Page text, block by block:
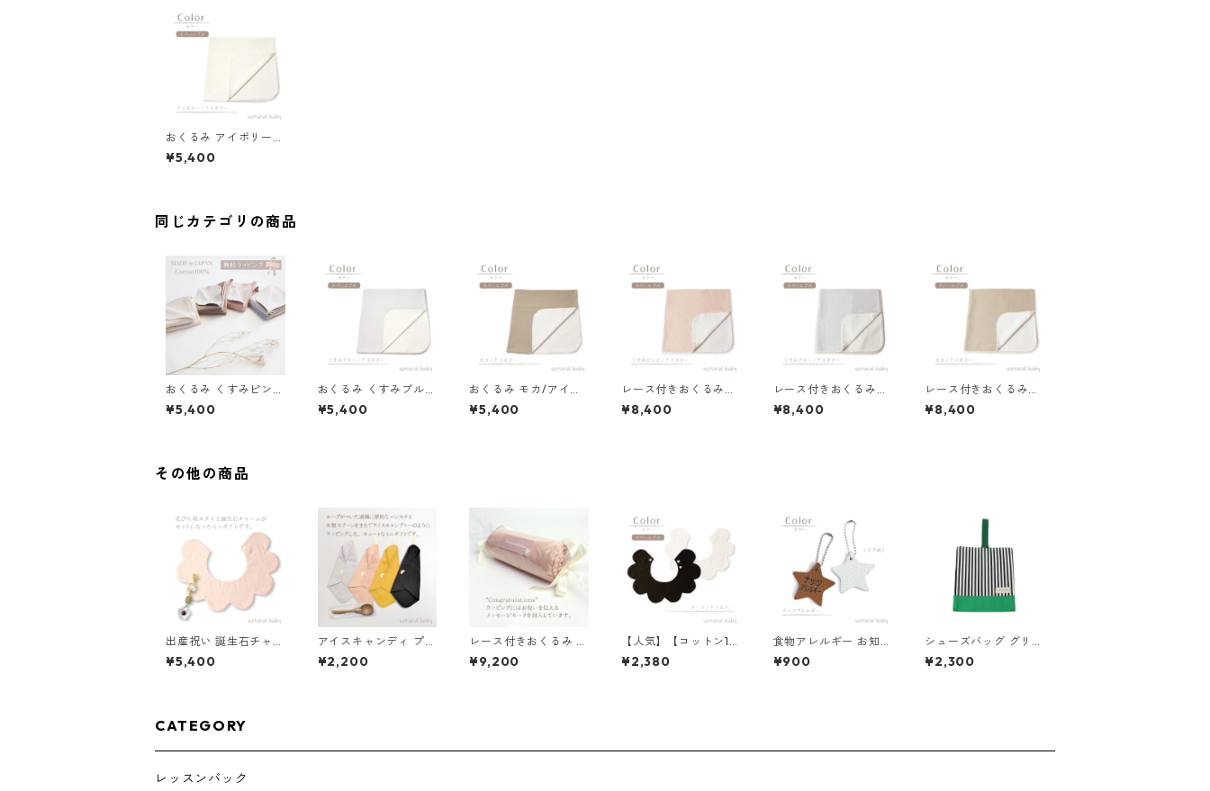
おくるみ アイボリー/
アイボリー 77-72034
-1
¥5,400
同じカテゴリの商品
おくるみ くすみピン
ク/アイボリー 77-720
34-1
¥5,400
おくるみ くすみブル
ー/アイボリー 77-720
34-1
¥5,400
おくるみ モカ/アイボ
リー 77-72034-1
¥5,400
レース付きおくるみ
【O-BN】くすみピン
ク/アイボリー 77-727
¥8,400
レース付きおくるみ
【O-BN】くすみブル
ー/アイボリー 77-727
¥8,400
レース付きおくるみ
【O-BN】モカ/アイボ
リー 77-72725-1
¥8,400
その他の商品
出産祝い 誕生石チャー
ム付き 花びらスタイ
グレーチェック×アイ
¥5,400
アイスキャンディ プチ
ギフト 花柄ピンク
¥2,200
レース付きおくるみ キ
ャンディ アイボリー
¥9,200
【人気】【コットン10
0％】 花びらスタイ ダ
ーク／アイボリー
¥2,380
食物アレルギー お知ら
せキーホルダー ナッツ
85-00001-1
¥900
シューズバッグ グリー
ン×ストライプ 85-73
052-1
¥2,300
CATEGORY
レッスンバック